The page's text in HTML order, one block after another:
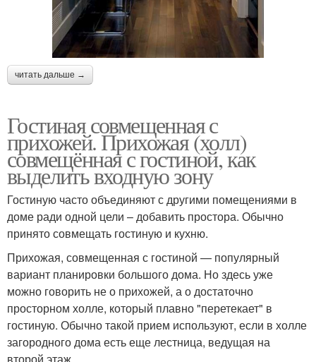
читать дальше →
Гостиная совмещенная с
прихожей. Прихожая (холл)
совмещённая с гостиной, как
выделить входную зону
Гостиную часто объединяют с другими помещениями в
доме ради одной цели – добавить простора. Обычно
принято совмещать гостиную и кухню.
Прихожая, совмещенная с гостиной — популярный
вариант планировки большого дома. Но здесь уже
можно говорить не о прихожей, а о достаточно
просторном холле, который плавно "перетекает" в
гостиную. Обычно такой прием используют, если в холле
загородного дома есть еще лестница, ведущая на
второй этаж.